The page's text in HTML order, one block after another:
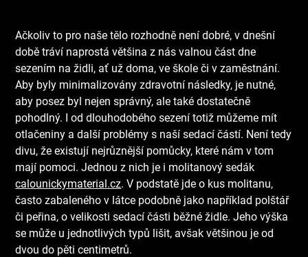
Ačkoliv to pro naše tělo rozhodně není dobré, v dnešní
době tráví naprostá většina z nás valnou část dne
sezením na židli, ať už doma, ve škole či v zaměstnání.
Aby byly minimalizovány zdravotní následky, je nutné,
aby posez byl nejen správný, ale také dostatečně
pohodlný. I od dlouhodobého sezení totiž můžeme mít
otlačeniny a další problémy s naší sedací částí. Není tedy
divu, že existují nejrůznější pomůcky, které nám v tom
mají pomoci.Jednou z nich je i molitanový sedák
calounickymaterial.cz. V podstatě jde o kus molitanu,
často zabaleného v látce podobně jako například polštář
či peřina, o velikosti sedací části běžné židle. Jeho výška
se může u jednotlivých typů lišit, avšak většinou je od
dvou do pěti centimetrů.